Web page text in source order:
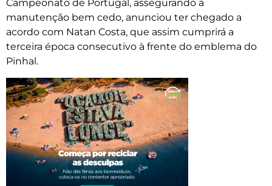
Campeonato de Portugal, assegurando a
manutenção bem cedo, anunciou ter chegado a
acordo com Natan Costa, que assim cumprirá a
terceira época consecutivo à frente do emblema do
Pinhal.